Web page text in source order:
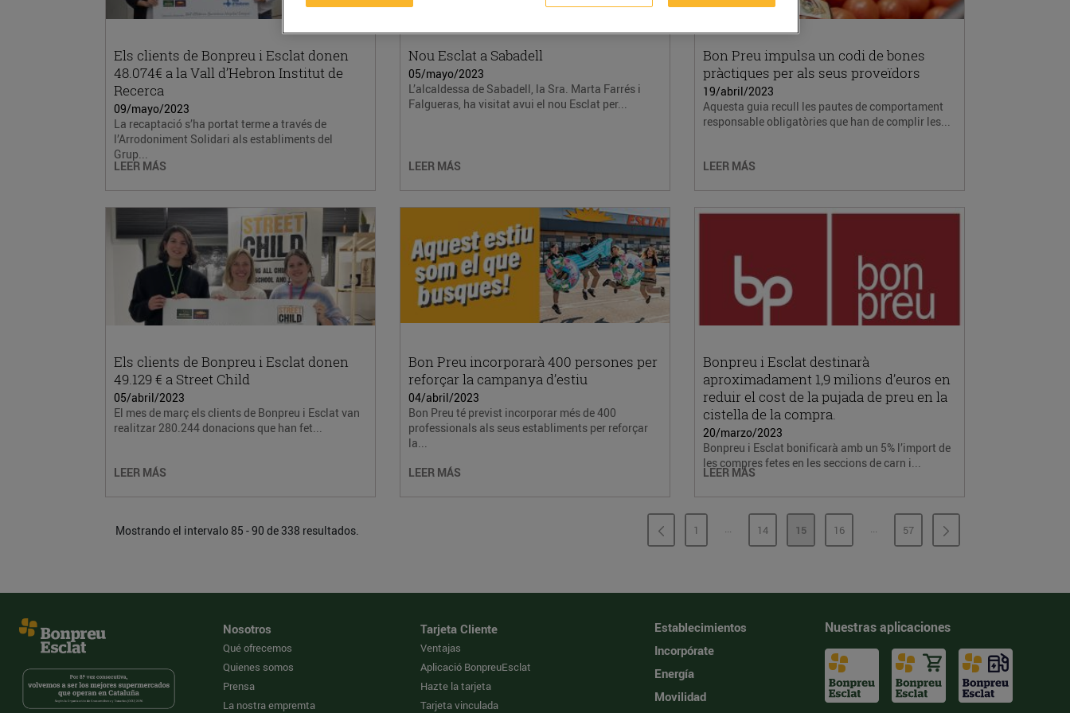
Els clients de Bonpreu i Esclat donen
48.074€ a la Vall d’Hebron Institut de
Recerca
09/mayo/2023
La recaptació s’ha portat terme a través de
l’Arrodoniment Solidari als establiments del
Grup...
LEER MÁS
Nou Esclat a Sabadell
05/mayo/2023
L’alcaldessa de Sabadell, la Sra. Marta Farrés i
Falgueras, ha visitat avui el nou Esclat per...
LEER MÁS
Bon Preu impulsa un codi de bones
pràctiques per als seus proveïdors
19/abril/2023
Aquesta guia recull les pautes de comportament
responsable obligatòries que han de complir les...
LEER MÁS
Els clients de Bonpreu i Esclat donen
49.129 € a Street Child
05/abril/2023
El mes de març els clients de Bonpreu i Esclat van
realitzar 280.244 donacions que han fet...
LEER MÁS
Bon Preu incorporarà 400 persones per
reforçar la campanya d’estiu
04/abril/2023
Bon Preu té previst incorporar més de 400
professionals als seus establiments per reforçar
la...
LEER MÁS
Bonpreu i Esclat destinarà
aproximadament 1,9 milions d’euros en
reduir el cost de la pujada de preu en la
cistella de la compra.
20/marzo/2023
Bonpreu i Esclat bonificarà amb un 5% l’import de
les compres fetes en les seccions de carn i...
LEER MÁS
Mostrando el intervalo 85 - 90 de 338 resultados. PÁGINA
1 ...PÁGINAS INTERMEDIAS
PÁGINA
14 PÁGINA
15 PÁGINA
16 ...PÁGINAS INTERMEDIAS
PÁGINA
57
Nosotros
Qué ofrecemos
Quienes somos
Prensa
La nostra empremta
Tarjeta Cliente
Ventajas
Aplicació BonpreuEsclat
Hazte la tarjeta
Tarjeta vinculada
Establecimientos
Incorpórate
Energía
Movilidad
Nuestras aplicaciones